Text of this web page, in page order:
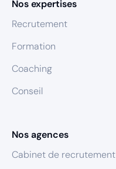
Nos expertises
Recrutement
Formation
Coaching
Conseil
Nos agences
Cabinet de recrutement